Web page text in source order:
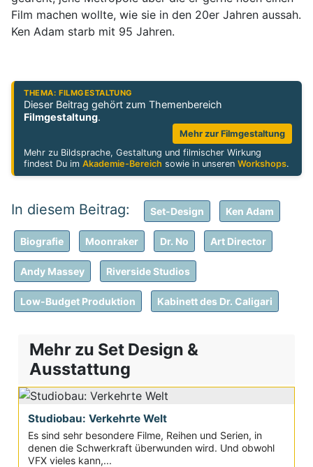
Film machen wollte, wie sie in den 20er Jahren aussah.
Ken Adam starb mit 95 Jahren.
THEMA: FILMGESTALTUNG
Dieser Beitrag gehört zum Themenbereich
Filmgestaltung.
Mehr zur Filmgestaltung
Mehr zu Bildsprache, Gestaltung und filmischer Wirkung
findest Du imAkademie-Bereich sowie in unserenWorkshops.
Set-Design Ken Adam
Biografie Moonraker Dr. No Art Director
Andy Massey Riverside Studios
Low-Budget Produktion Kabinett des Dr. Caligari
Mehr zu Set Design &
Ausstattung
Studiobau: Verkehrte Welt
Es sind sehr besondere Filme, Reihen und Serien, in
denen die Schwerkraft überwunden wird. Und obwohl
VFX vieles kann,...